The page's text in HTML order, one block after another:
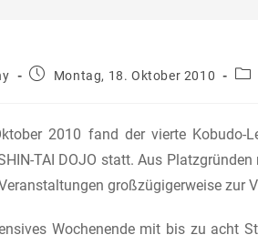
BeitragMontag, 18. Oktober 2010
2010 fand der vierte Kobudo-
TAI DOJO statt. Aus
großzügigerweise zur
Wochenende mit bis zu acht